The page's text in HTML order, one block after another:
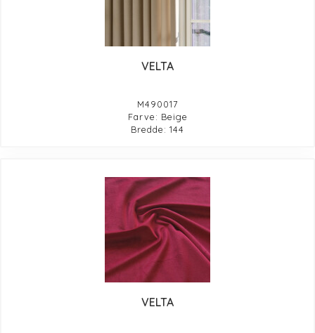
VELTA
M490017
Farve: Beige
Bredde: 144
VELTA